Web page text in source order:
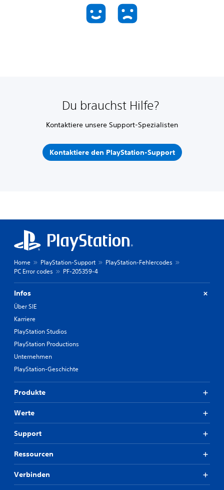
Du brauchst Hilfe?
Kontaktiere unsere Support-Spezialisten
Kontaktiere den PlayStation-Support
Home PlayStation-Support
PlayStation-Fehlercodes
PC Error codes
PF-205359-4
Infos
Über SIE
Karriere
PlayStation Studios
PlayStation Productions
Unternehmen
PlayStation-Geschichte
Produkte
Werte
Support
Ressourcen
Verbinden